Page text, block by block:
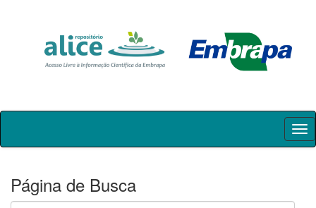
Skip
Página de Busca